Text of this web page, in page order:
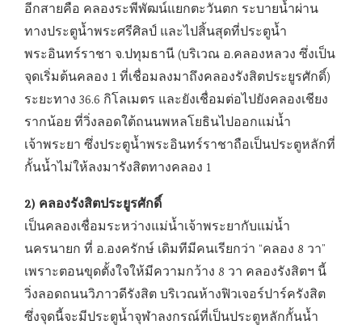
อีกสายคือ คลองระพีพัฒน์แยกตะวันตก ระบายน้ำผ่าน
ทางประตูน้ำพระศรีศิลป์ และไปสิ้นสุดที่ประตูน้ำ
พระอินทร์ราชา จ.ปทุมธานี (บริเวณ อ.คลองหลวง ซึ่งเป็น
จุดเริ่มต้นคลอง 1 ที่เชื่อมลงมาถึงคลองรังสิตประยูรศักดิ์)
ระยะทาง 36.6 กิโลเมตร และยังเชื่อมต่อไปยังคลองเชียง
รากน้อย ที่วิ่งลอดใต้ถนนพหลโยธินไปออกแม่น้ำ
เจ้าพระยา ซึ่งประตูน้ำพระอินทร์ราชาถือเป็นประตูหลักที่
กั้นน้ำไม่ให้ลงมารังสิตทางคลอง 1
2) คลองรังสิตประยูรศักดิ์
เป็นคลองเชื่อมระหว่างแม่น้ำเจ้าพระยากับแม่น้ำ
นครนายก ที่ อ.องครักษ์ เดิมทีมีคนเรียกว่า “คลอง 8 วา”
เพราะตอนขุดตั้งใจให้มีความกว้าง 8 วา คลองรังสิตฯ นี้
วิ่งลอดถนนวิภาวดีรังสิต บริเวณห้างฟิวเจอร์ปาร์ครังสิต
ซึ่งจุดนี้จะมีประตูน้ำจุฬาลงกรณ์ที่เป็นประตูหลักกั้นน้ำ